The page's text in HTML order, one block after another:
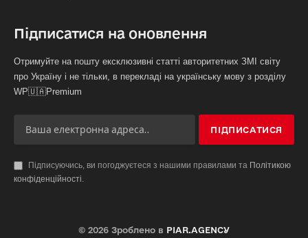
Підписатися на оновлення
Отримуйте на пошту ексклюзивні статті авторитетних ЗМІ світу
про Україну і не тільки, в перекладі на українську мову з розділу
WP🇺🇦Premium
Підписуючись, ви погоджуєтеся з нашими правилами та Політикою
конфіденційності.
© 2026 Зроблено в PIAR.AGENCY